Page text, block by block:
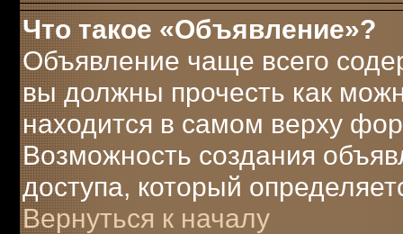
Что такое «Объявление»?
Объявление чаще всего
вы должны прочесть как
находится в самом верху
Возможность создания
доступа, который
Вернуться к началу